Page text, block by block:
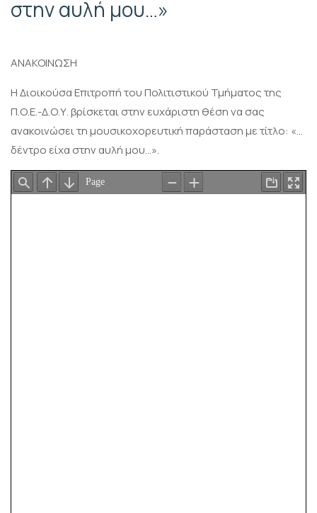
στην αυλή μου…»
ΑΝΑΚΟΙΝΩΣΗ
Η Διοικούσα Επιτροπή του Πολιτιστικού Τμήματος της
Π.Ο.Ε.-Δ.Ο.Υ. βρίσκεται στην ευχάριστη θέση να σας
ανακοινώσει τη μουσικοχορευτική παράσταση με τίτλο: «…
δέντρο είχα στην αυλή μου…».